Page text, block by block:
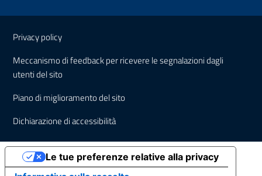
Sezione Link Utili
Privacy policy
Meccanismo di feedback per ricevere le segnalazioni dagli
utenti del sito
Piano di miglioramento del sito
Dichiarazione di accessibilità
Le tue preferenze relative alla privacy